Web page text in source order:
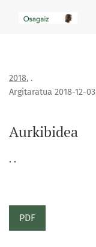
2018, .
Aurkibidea
Argitaratua 2018-12-03
. .
PDF